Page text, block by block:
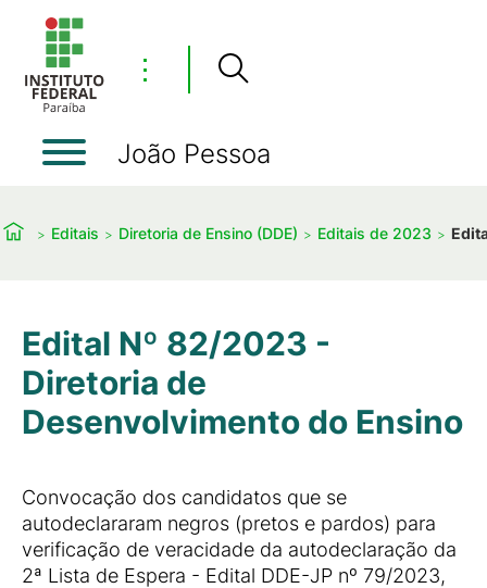
⋮
João Pessoa
Editais Diretoria de Ensino (DDE) Editais de 2023
Edital Nº 82/2023 -
Diretoria de
Desenvolvimento do Ensino
Convocação dos candidatos que se
autodeclararam negros (pretos e pardos) para
verificação de veracidade da autodeclaração da
2ª Lista de Espera - Edital DDE-JP nº 79/2023,